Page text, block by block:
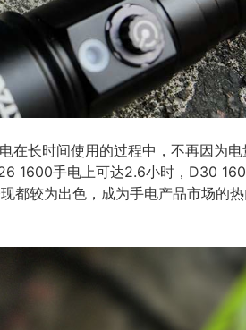
在长时间使用的过程中，不再因为电
1600手电上可达2.6小时，D30
都较为出色，成为手电产品市场的